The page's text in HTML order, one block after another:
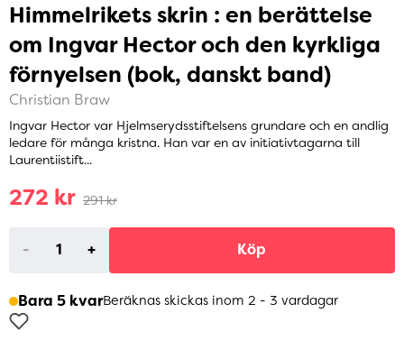
Himmelrikets skrin : en berättelse
om Ingvar Hector och den kyrkliga
förnyelsen (bok, danskt band)
Christian Braw
Ingvar Hector var Hjelmserydsstiftelsens grundare och en andlig
ledare för många kristna. Han var en av initiativtagarna till
Laurentiistift...
272 kr 291 kr
- + Köp
Bara 5 kvarBeräknas skickas inom 2 - 3 vardagar